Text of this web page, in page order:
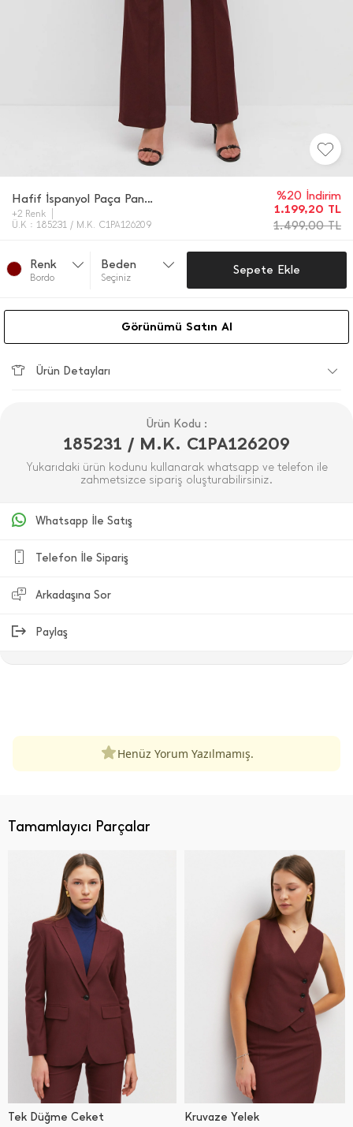
Hafif İ̇spanyol Paça Pantolon
+2 Renk
Ü.K : 185231 / M.K. C1PA126209
%20 İndirim
1.199,20 TL
1.499,00TL
Renk
Bordo
Beden
Seçiniz
Sepete Ekle
Görünümü Satın Al
Ürün Detayları
Ürün Kodu :
185231 / M.K. C1PA126209
Yukarıdaki ürün kodunu kullanarak whatsapp ve telefon ile
zahmetsizce sipariş oluşturabilirsiniz.
Whatsapp İle Satış
Telefon İle Sipariş
Arkadaşına Sor
Paylaş
Henüz Yorum Yazılmamış.
Tamamlayıcı Parçalar
Tek Düğme Ceket Kruvaze Yelek